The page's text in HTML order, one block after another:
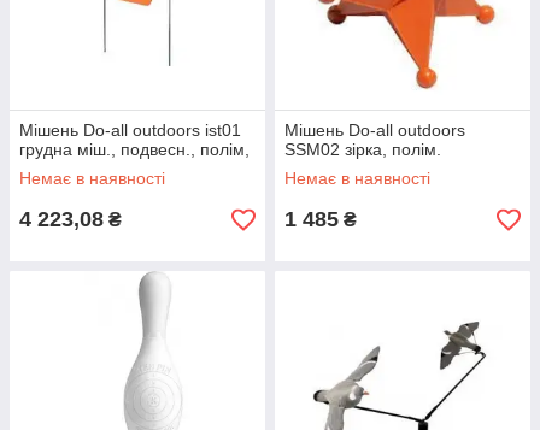
Мішень Do-all outdoors ist01
грудна міш., подвесн., полім,
Немає в наявності
4 223,08 ₴
Мішень Do-all outdoors
SSM02 зірка, полім.
Немає в наявності
1 485 ₴